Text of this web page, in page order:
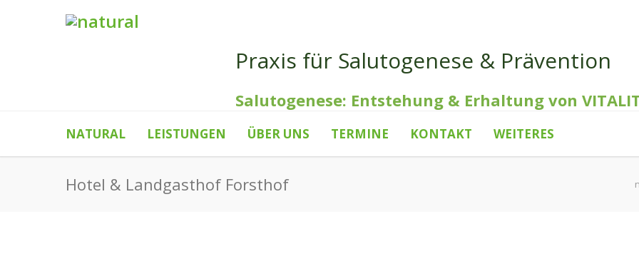
Praxis für Salutogenese & Prävention
Salutogenese: Entstehung & Erhaltung von
NATURAL LEISTUNGEN ÜBER UNS TERMINE KONTAKT WEITERES
Hotel & Landgasthof Forsthof